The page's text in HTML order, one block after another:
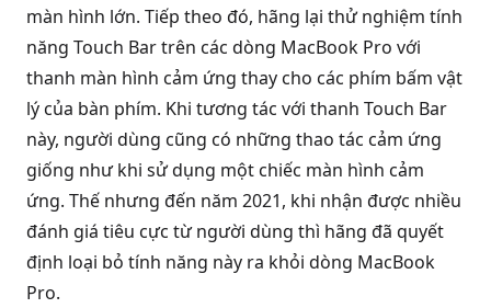
màn hình lớn. Tiếp theo đó, hãng lại thử nghiệm tính
năng Touch Bar trên các dòng MacBook Pro với
thanh màn hình cảm ứng thay cho các phím bấm vật
lý của bàn phím. Khi tương tác với thanh Touch Bar
này, người dùng cũng có những thao tác cảm ứng
giống như khi sử dụng một chiếc màn hình cảm
ứng. Thế nhưng đến năm 2021, khi nhận được nhiều
đánh giá tiêu cực từ người dùng thì hãng đã quyết
định loại bỏ tính năng này ra khỏi dòng MacBook
Pro.